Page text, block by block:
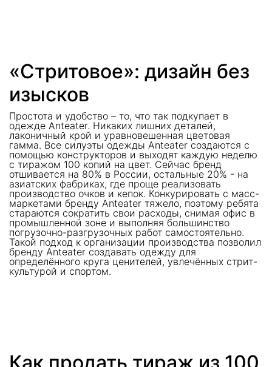
«Стритовое»: дизайн без
изысков
Простота и удобство – то, что так подкупает в
одежде Anteater. Никаких лишних деталей,
лаконичный крой и уравновешенная цветовая
гамма. Все силуэты одежды Anteater создаются с
помощью конструкторов и выходят каждую неделю
с тиражом 100 копий на цвет. Сейчас бренд
отшивается на 80% в России, остальные 20% - на
азиатских фабриках, где проще реализовать
производство очков и кепок. Конкурировать с масс-
маркетами бренду Anteater тяжело, поэтому ребята
стараются сократить свои расходы, снимая офис в
промышленной зоне и выполняя большинство
погрузочно-разгрузочных работ самостоятельно.
Такой подход к организации производства позволил
бренду Anteater создавать одежду для
определённого круга ценителей, увлечённых стрит-
культурой и спортом.